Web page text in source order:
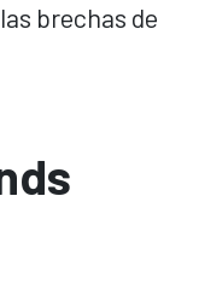
brechas de